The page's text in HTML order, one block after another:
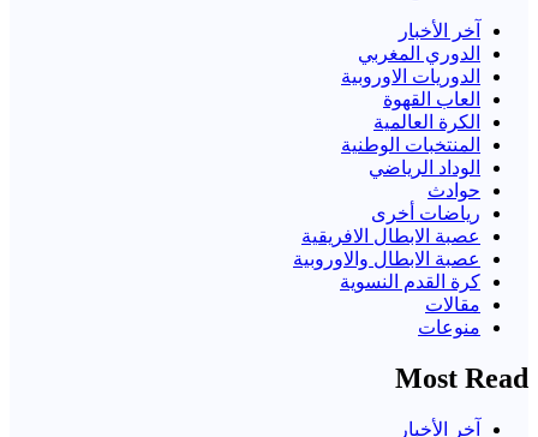
آخر الأخبار
الدوري المغربي
الدوريات الاوروبية
العاب القهوة
الكرة العالمية
المنتخبات الوطنية
الوداد الرياضي
حوادث
رياضات أخرى
عصبة الابطال الافريقية
عصبة الابطال والاوروبية
كرة القدم النسوية
مقالات
منوعات
Most Read
آخر الأخبار